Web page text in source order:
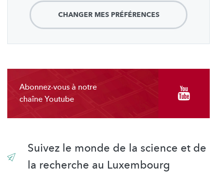
CHANGER MES PRÉFÉRENCES
Abonnez-vous à notre
chaîne Youtube
Suivez le monde de la science et de
la recherche au Luxembourg